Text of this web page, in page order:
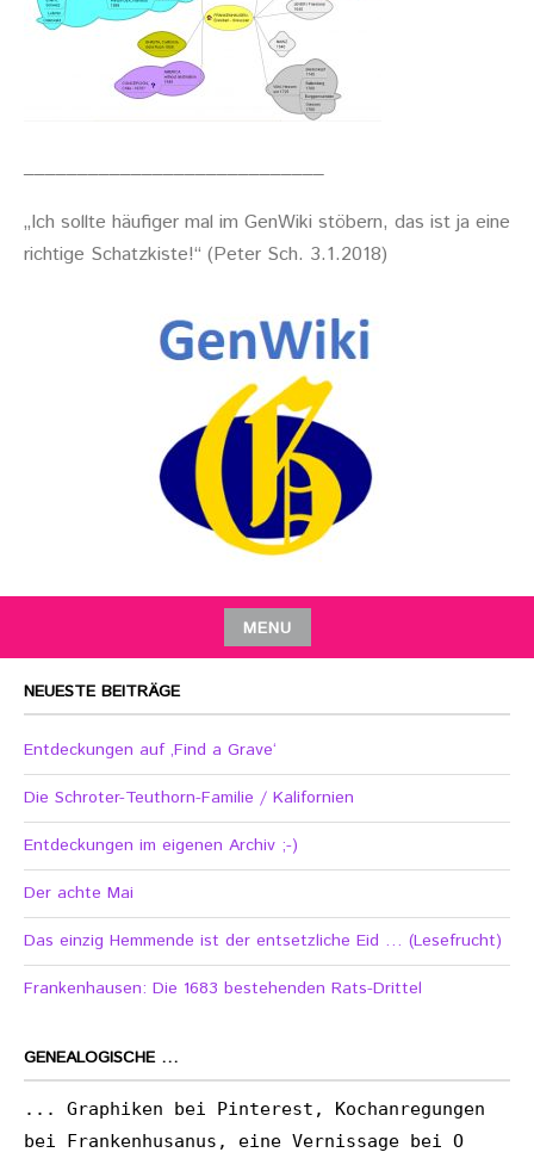
„Ich sollte häufiger mal im GenWiki stöbern, das ist ja eine
richtige Schatzkiste!“ (Peter Sch. 3.1.2018)
MENU
NEUESTE BEITRÄGE
Entdeckungen auf ‚Find a Grave‘
Die Schroter-Teuthorn-Familie / Kalifornien
Entdeckungen im eigenen Archiv ;-)
Der achte Mai
Das einzig Hemmende ist der entsetzliche Eid … (Lesefrucht)
Frankenhausen: Die 1683 bestehenden Rats-Drittel
GENEALOGISCHE …
... Graphiken bei Pinterest, Kochanregungen
bei Frankenhusanus, eine Vernissage bei O